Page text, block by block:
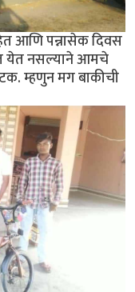
आणि पन्नासेक दिवस
येत नसल्याने आमचे
म्हणुन मग बाकीची